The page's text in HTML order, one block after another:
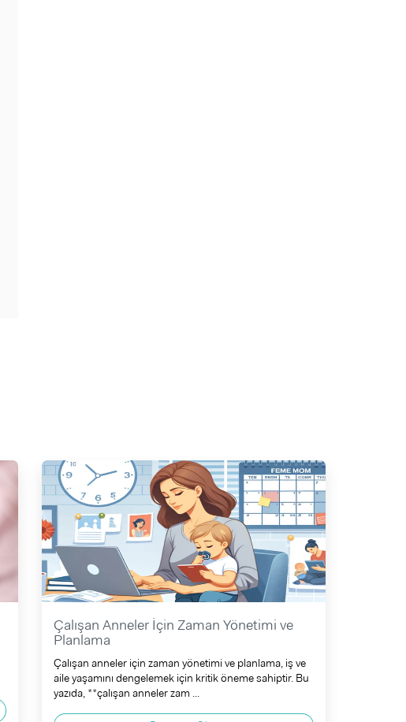
Çalışan Anneler İçin Zaman Yönetimi ve
Planlama
Çalışan anneler için zaman yönetimi ve planlama, iş ve
aile yaşamını dengelemek için kritik öneme sahiptir. Bu
yazıda, **çalışan anneler zam ...